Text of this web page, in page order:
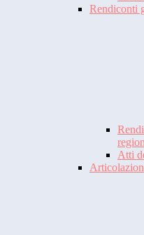
Rendiconti
Atti